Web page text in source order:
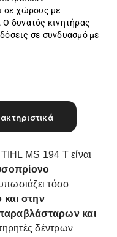
σε χώρους με
δυνατός κινητήρας
σε συνδυασμό με
MS 194 T είναι
τόσο
στην
και
δέντρων